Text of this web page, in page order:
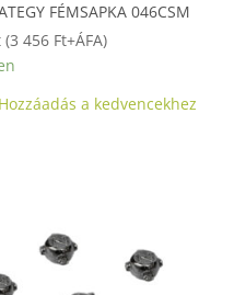
FÉMSAPKA 046CSM
(3 456 Ft+ÁFA)
Hozzáadás a kedvencekhez